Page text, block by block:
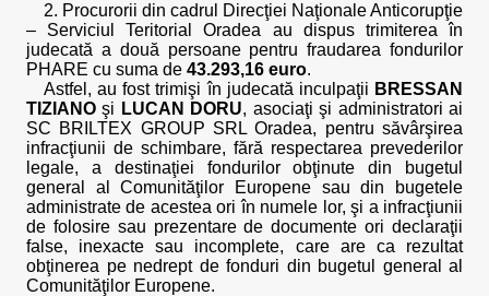
2. Procurorii din cadrul Direcţiei Naţionale Anticorupţie
– Serviciul Teritorial Oradea au dispus trimiterea în
judecată a două persoane pentru fraudarea fondurilor
PHARE cu suma de 43.293,16 euro.
Astfel, au fost trimişi în judecată inculpaţii BRESSAN
TIZIANO şi LUCAN DORU, asociaţi şi administratori ai
SC BRILTEX GROUP SRL Oradea, pentru săvârşirea
infracţiunii de schimbare, fără respectarea prevederilor
legale, a destinaţiei fondurilor obţinute din bugetul
general al Comunităţilor Europene sau din bugetele
administrate de acestea ori în numele lor, şi a infracţiunii
de folosire sau prezentare de documente ori declaraţii
false, inexacte sau incomplete, care are ca rezultat
obţinerea pe nedrept de fonduri din bugetul general al
Comunităţilor Europene.